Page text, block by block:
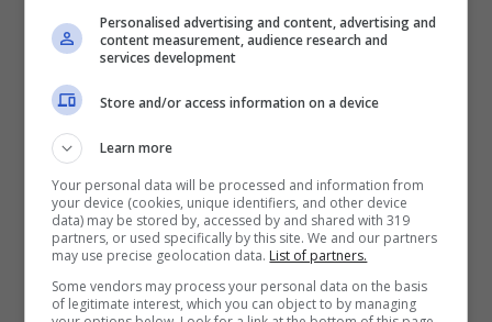
LEGGI ANCHE:
BOLOGNA
Personalised advertising and content, advertising and
content measurement, audience research and
services development
Store and/or access information on a device
Learn more
Your personal data will be processed and information from
your device (cookies, unique identifiers, and other device
data) may be stored by, accessed by and shared with 319
partners, or used specifically by this site. We and our partners
may use precise geolocation data. List of partners.
Some vendors may process your personal data on the basis
of legitimate interest, which you can object to by managing